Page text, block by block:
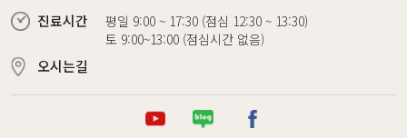
진료시간
평일 9:00 ~ 17:30 (점심 12:30 ~ 13:30)
토 9:00~13:00 (점심시간 없음)
오시는길